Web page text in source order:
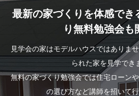
最新の家づくりを体感でき
り無料勉強会も
見学会の家はモデルハウスではありま
られた家を見学でき
無料の家づくり勉強会では住宅ローン
の選び方など講師を招いて行